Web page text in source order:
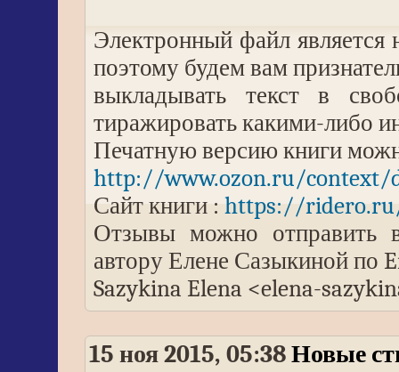
Электронный файл является
поэтому будем вам
выкладывать текст в
тиражировать какими-либо
Печатную версию книги
http://www.ozon.ru/context/
Сайт книги : https://ridero.ru/
Отзывы можно отправить
автору Елене Сазыкиной по
Sazykina Elena <elena-
15 ноя 2015, 05:38Новые